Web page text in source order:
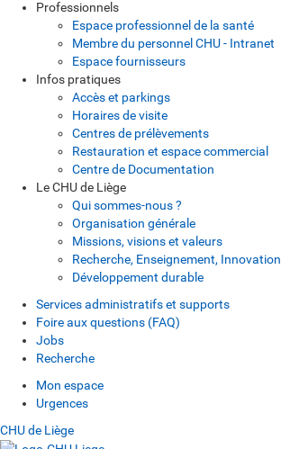
Professionnels
Espace professionnel de la santé
Membre du personnel CHU - Intranet
Espace fournisseurs
Infos pratiques
Accès et parkings
Horaires de visite
Centres de prélèvements
Restauration et espace commercial
Centre de Documentation
Le CHU de Liège
Qui sommes-nous ?
Organisation générale
Missions, visions et valeurs
Recherche, Enseignement, Innovation
Développement durable
Services administratifs et supports
Foire aux questions (FAQ)
Jobs
Recherche
Mon espace
Urgences
CHU de Liège